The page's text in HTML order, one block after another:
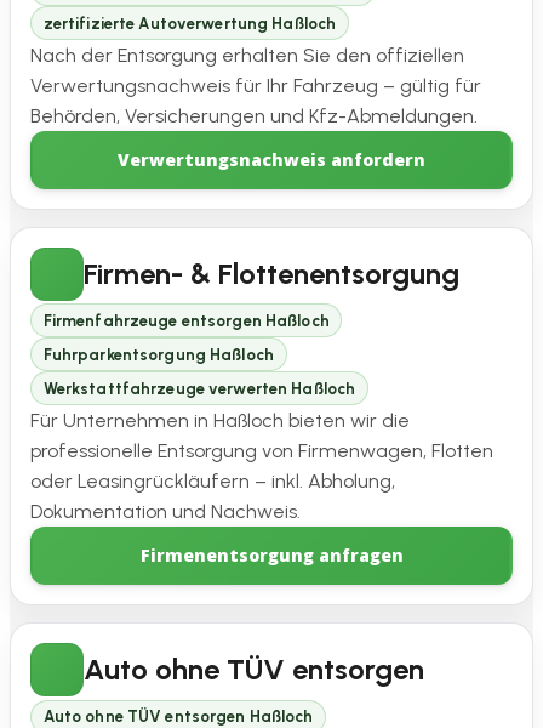
zertifizierte Autoverwertung Haßloch
Nach der Entsorgung erhalten Sie den offiziellen
Verwertungsnachweis für Ihr Fahrzeug – gültig für
Behörden, Versicherungen und Kfz-Abmeldungen.
Verwertungsnachweis anfordern
Firmen- & Flottenentsorgung
Firmenfahrzeuge entsorgen Haßloch
Fuhrparkentsorgung Haßloch
Werkstattfahrzeuge verwerten Haßloch
Für Unternehmen in Haßloch bieten wir die
professionelle Entsorgung von Firmenwagen, Flotten
oder Leasingrückläufern – inkl. Abholung,
Dokumentation und Nachweis.
Firmenentsorgung anfragen
Auto ohne TÜV entsorgen
Auto ohne TÜV entsorgen Haßloch